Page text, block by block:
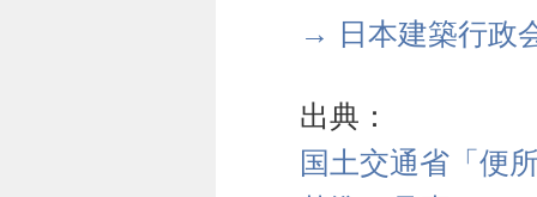
→ 日本建築行政
出典：
国土交通省「便